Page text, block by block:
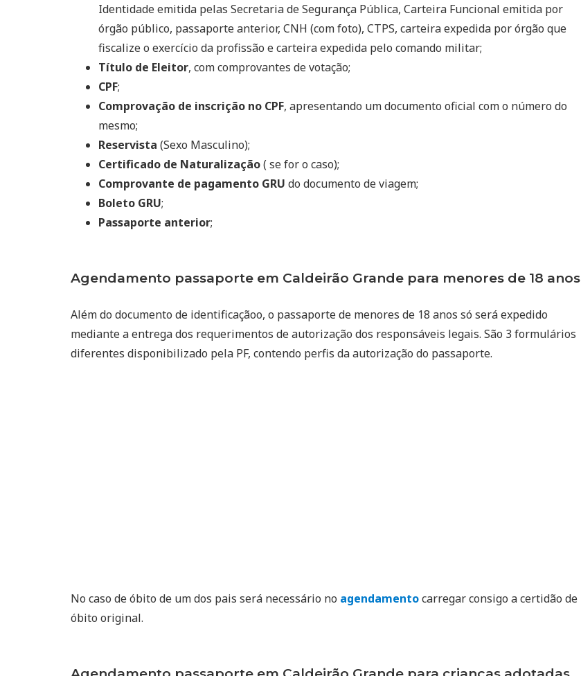
Identidade emitida pelas Secretaria de Segurança Pública, Carteira Funcional emitida por
órgão público, passaporte anterior, CNH (com foto), CTPS, carteira expedida por órgão que
fiscalize o exercício da profissão e carteira expedida pelo comando militar;
Título de Eleitor, com comprovantes de votação;
CPF;
Comprovação de inscrição no CPF, apresentando um documento oficial com o número do
mesmo;
Reservista (Sexo Masculino);
Certificado de Naturalização( se for o caso);
Comprovante de pagamento GRU do documento de viagem;
Boleto GRU;
Passaporte anterior;
Agendamento passaporte em Caldeirão Grande para menores de 18 anos
Além do documento de identificaçãoo, o passaporte de menores de 18 anos só será expedido
mediante a entrega dos requerimentos de autorização dos responsáveis legais. São 3 formulários
diferentes disponibilizado pela PF, contendo perfis da autorização do passaporte.
No caso de óbito de um dos pais será necessário no agendamentocarregar consigo a certidão de
óbito original.